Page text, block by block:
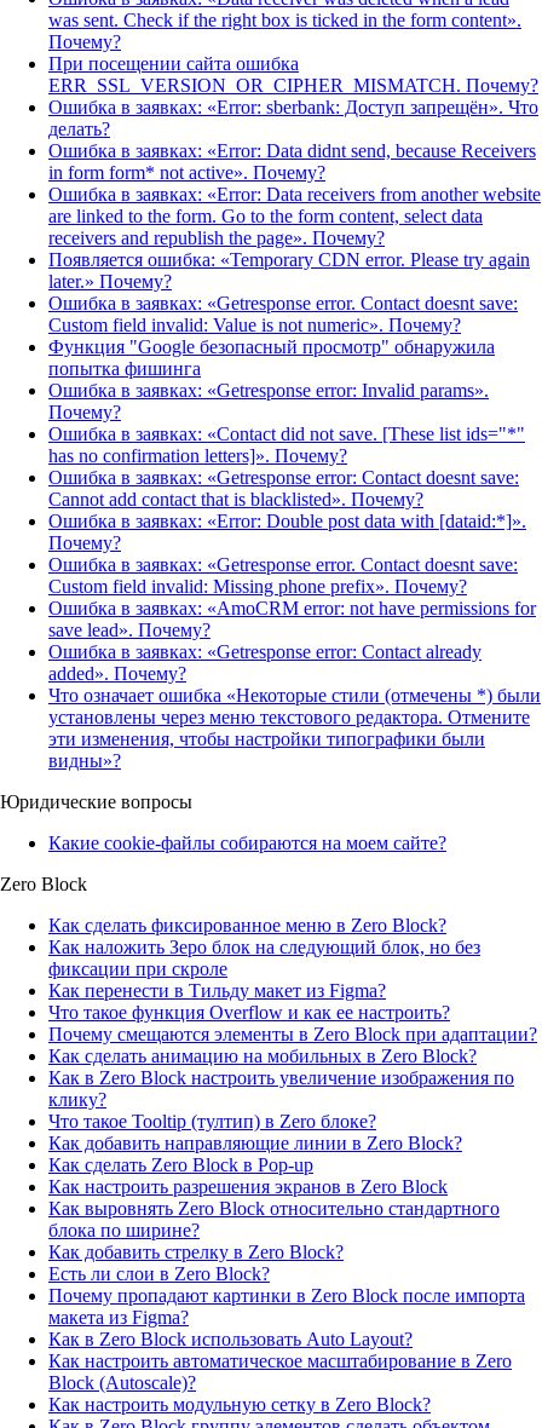
was sent. Check if the right box is ticked in the form content».
Почему?
При посещении сайта ошибка
ERR_SSL_VERSION_OR_CIPHER_MISMATCH. Почему?
Ошибка в заявках: «Error: sberbank: Доступ запрещён». Что
делать?
Ошибка в заявках: «Error: Data didnt send, because Receivers
in form form* not active». Почему?
Ошибка в заявках: «Error: Data receivers from another website
are linked to the form. Go to the form content, select data
receivers and republish the page». Почему?
Появляется ошибка: «Temporary CDN error. Please try again
later.» Почему?
Ошибка в заявках: «Getresponse error. Contact doesnt save:
Custom field invalid: Value is not numeric». Почему?
Функция "Google безопасный просмотр" обнаружила
попытка фишинга
Ошибка в заявках: «Getresponse error: Invalid params».
Почему?
Ошибка в заявках: «Contact did not save. [These list ids="*"
has no confirmation letters]». Почему?
Ошибка в заявках: «Getresponse error: Contact doesnt save:
Cannot add contact that is blacklisted». Почему?
Ошибка в заявках: «Error: Double post data with [dataid:*]».
Почему?
Ошибка в заявках: «Getresponse error. Contact doesnt save:
Custom field invalid: Missing phone prefix». Почему?
Ошибка в заявках: «AmoCRM error: not have permissions for
save lead». Почему?
Ошибка в заявках: «Getresponse error: Contact already
added». Почему?
Что означает ошибка «Некоторые стили (отмечены *) были
установлены через меню текстового редактора. Отмените
эти изменения, чтобы настройки типографики были
видны»?
Юридические вопросы
Какие cookie-файлы собираются на моем сайте?
Zero Block
Как сделать фиксированное меню в Zero Block?
Как наложить Зеро блок на следующий блок, но без
фиксации при скроле
Как перенести в Тильду макет из Figma?
Что такое функция Overflow и как ее настроить?
Почему смещаются элементы в Zero Block при адаптации?
Как сделать анимацию на мобильных в Zero Block?
Как в Zero Block настроить увеличение изображения по
клику?
Что такое Tooltip (тултип) в Zero блоке?
Как добавить направляющие линии в Zero Block?
Как сделать Zero Block в Pop-up
Как настроить разрешения экранов в Zero Block
Как выровнять Zero Block относительно стандартного
блока по ширине?
Как добавить стрелку в Zero Block?
Есть ли слои в Zero Block?
Почему пропадают картинки в Zero Block после импорта
макета из Figma?
Как в Zero Block использовать Auto Layout?
Как настроить автоматическое масштабирование в Zero
Block (Autoscale)?
Как настроить модульную сетку в Zero Block?